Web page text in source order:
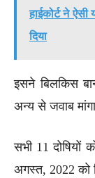
हाईकोर्ट ने
दिया
इसने बिलकिस
अन्य से जवाब
सभी 11 दोषियों
अगस्त, 2022 को